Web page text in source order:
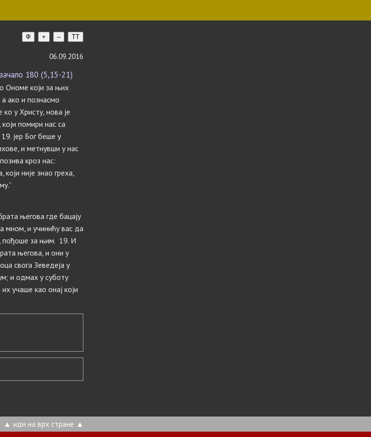
Ф + – TT
06.09.2016
180 (5,15-21)
Ономе који за њих
ако и познасмо
у Христу, нова је
помири нас са
jер Бог беше у
и метнувши у нас
кроз нас:
није знао греха,
његова где бацају
мном, и учинићу вас да
пођоше за њим. 19. И
његова, и они у
свога Зеведеја у
и одмах у суботу
учаше као онај који
▲ иди на врх стране ▲